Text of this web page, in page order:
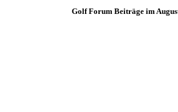
Golf Forum Beiträge im